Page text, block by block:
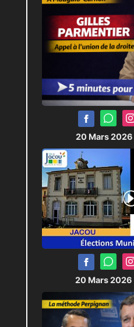
20 Mars 2026
20 Mars 2026